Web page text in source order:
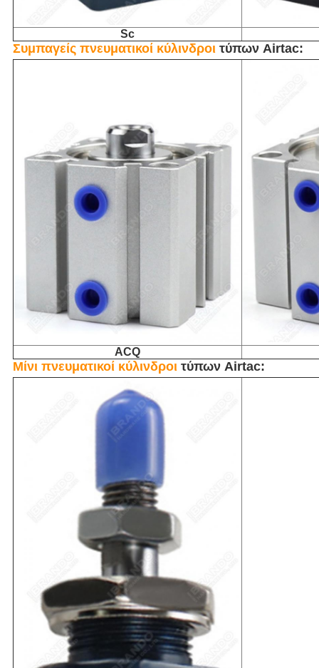
Sc
Συμπαγείς πνευματικοί κύλινδροιτύπων Airtac:
ACQ
Μίνι πνευματικοί κύλινδροιτύπων Airtac: